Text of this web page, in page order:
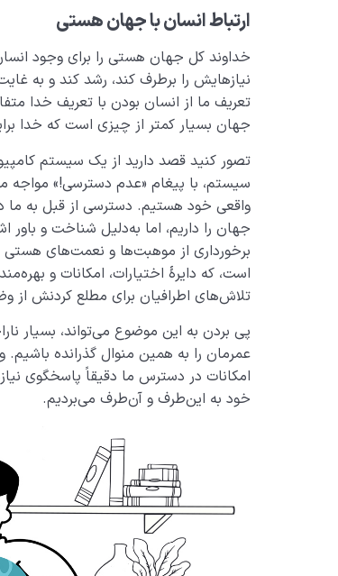
ارتباط انسان با جهان هستی
خداوند کل جهان هستی را برای وجود
نیازهایش را برطرف کند، رشد کند و به
تعریف ما از انسان بودن با تعریف خدا
جهان بسیار کمتر از چیزی است که خدا
تصور کنید قصد دارید از یک سیستم
سیستم، با پیغام «عدم دسترسی!» مواجه
واقعی خود هستیم. دسترسی از قبل به ما
جهان را داریم، اما به‌دلیل شناخت و باور
برخورداری از موهبت‌ها و نعمت­‌های هستی
است، که دایرۀ اختیارات، امکانات و
تلاش­‌های اطرافیان برای مطلع کردنش از
پی بردن به این موضوع می­‌تواند، بسیار
عمرمان را به همین منوال گذرانده
امکانات در دسترس ما دقیقاً پاسخگوی
خود به این­‌طرف و آن­‌طرف می‌­بردیم.